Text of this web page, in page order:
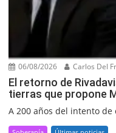
06/08/2026 Carlos Del
El retorno de
tierras que propone
A 200 años del intento de